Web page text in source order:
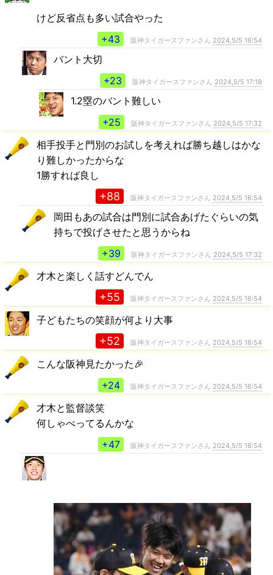
けど反省点も多い試合やった
+43
阪神タイガースファンさん 2024,5/5 16:54
バント大切
+23
阪神タイガースファンさん 2024,5/5 17:18
1.2塁のバント難しい
+25
阪神タイガースファンさん 2024,5/5 17:32
相手投手と門別のお試しを考えれば勝ち越しはかな
り難しかったからな
1勝すれば良し
+88 阪神タイガースファンさん 2024,5/5 16:54
岡田もあの試合は門別に試合あげたぐらいの気
持ちで投げさせたと思うからね
+39
阪神タイガースファンさん 2024,5/5 17:32
才木と楽しく話すどんでん
+55 阪神タイガースファンさん 2024,5/5 16:54
子どもたちの笑顔が何より大事
+52 阪神タイガースファンさん 2024,5/5 16:54
こんな阪神見たかった🎉
+24
阪神タイガースファンさん 2024,5/5 16:54
才木と監督談笑
何しゃべってるんかな
+47
阪神タイガースファンさん 2024,5/5 16:54